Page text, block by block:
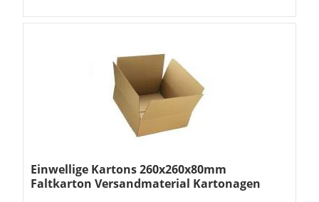
Einwellige Kartons 260x260x80mm
Faltkarton Versandmaterial Kartonagen